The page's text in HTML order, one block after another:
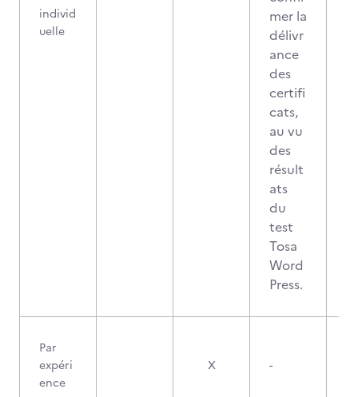
individ
uelle
mer la
délivr
ance
des
certifi
cats,
au vu
des
résult
ats
du
test
Tosa
Word
Press.
Par
expéri
ence
X -